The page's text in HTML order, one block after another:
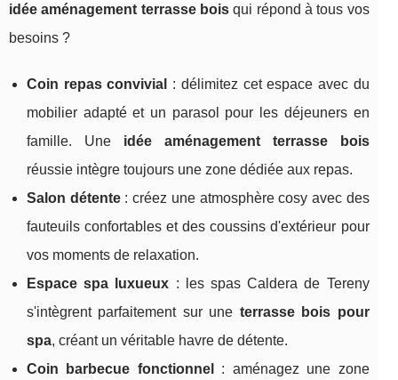
idée aménagement terrasse boisqui répond à tous vos
besoins ?
Coin repas convivial
: délimitez cet espace avec du
mobilier adapté et un parasol pour les déjeuners en
famille. Une idée aménagement terrasse bois
réussie intègre toujours une zone dédiée aux repas.
Salon détente: créez une atmosphère cosy avec des
fauteuils confortables et des coussins d'extérieur pour
vos moments de relaxation.
Espace spa luxueux : les spas Caldera de Tereny
s'intègrent parfaitement sur une terrasse bois pour
spa, créant un véritable havre de détente.
Coin barbecue fonctionnel
: aménagez une zone